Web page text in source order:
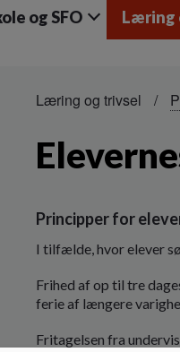
og SFO Læring
Læring og trivsel
Principper for
I tilfælde, hvor elever
Frihed af op til tre
ferie af længere
Fritagelsen fra